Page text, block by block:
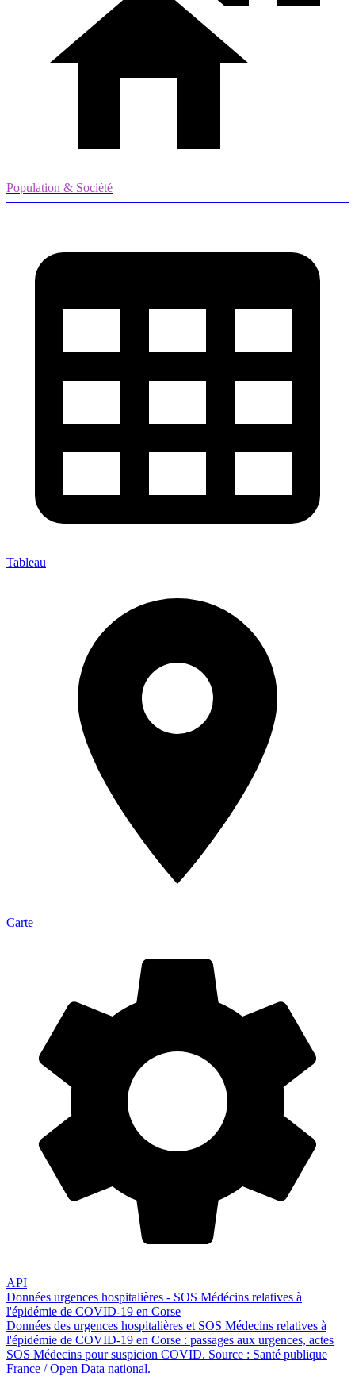
Population & Société
Tableau
Carte
API
Données urgences hospitalières - SOS Médécins relatives à
l'épidémie de COVID-19 en Corse
Données des urgences hospitalières et SOS Médecins relatives à
l'épidémie de COVID-19 en Corse : passages aux urgences, actes
SOS Médecins pour suspicion COVID. Source : Santé publique
France / Open Data national.